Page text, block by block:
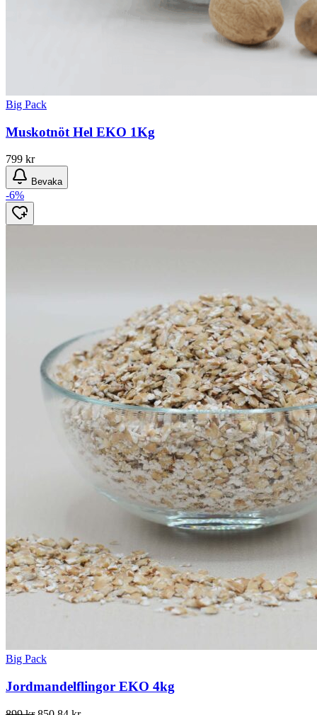
Big Pack
Muskotnöt Hel EKO 1Kg
799 kr
Bevaka
-6%
Big Pack
Jordmandelflingor EKO 4kg